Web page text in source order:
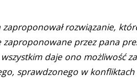
zaproponował rozwiązanie,
zaproponowane przez pana
daje ono możliwość
sprawdzonego w